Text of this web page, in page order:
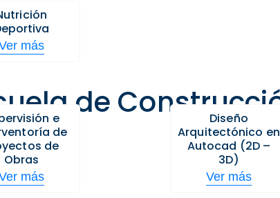
más
de
e
de
de
Obras
más
Diseño
Arquitectónico en
Autocad (2D –
3D)
Ver más